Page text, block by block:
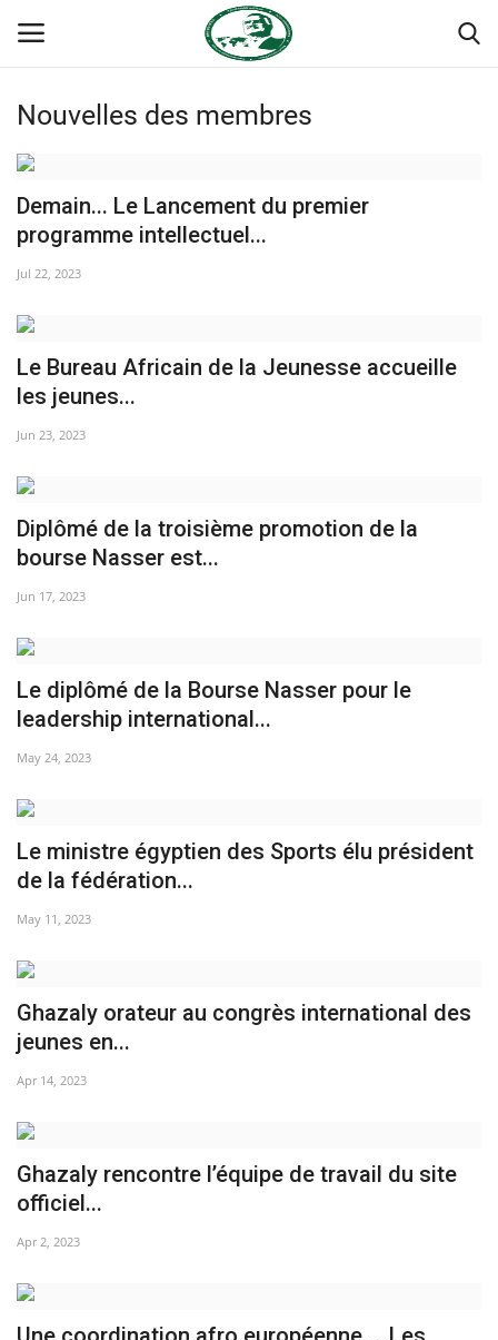
Login Register
Accueil
Forum international Nasser
Terms & Conditions
Contact
Héritage de Gamal Abdel Nasser
L'Égypte
Les auspices
Mouvement de la jeunesse de
La Bourse Nasser pour le leadership
international
Actualités
Équipe de travail
Les pionniers
Le citoyen mondial
L'exposition
Gallery
Nos Partenaires
Language
Nouvelles des membres
Demain... Le Lancement du premier
programme intellectuel...
Jul 22, 2023
Le Bureau Africain de la Jeunesse accueille
les jeunes...
Jun 23, 2023
Diplômé de la troisième promotion de la
bourse Nasser est...
Jun 17, 2023
Le diplômé de la Bourse Nasser pour le
leadership international...
May 24, 2023
Le ministre égyptien des Sports élu président
de la fédération...
May 11, 2023
Ghazaly orateur au congrès international des
jeunes en...
Apr 14, 2023
Ghazaly rencontre l’équipe de travail du site
officiel...
Apr 2, 2023